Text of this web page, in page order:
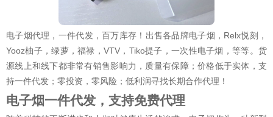
电子烟代理，一件代发，百万库存！出售各品牌电子烟，Relx悦刻，
Yooz柚子，绿萝，福禄，VTV，Tiko提子，一次性电子烟，等等。货
源线上和线下都非常有销售影响力，质量有保障；价格低于实体，支
持一件代发；零投资，零风险；低利润寻找长期合作代理！
电子烟一件代发，支持免费代理